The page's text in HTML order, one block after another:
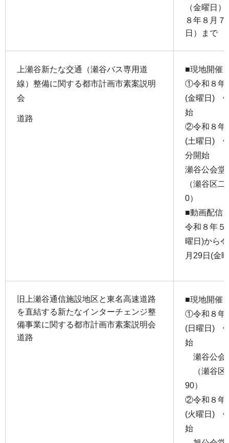
（金曜日
８年８月７
日）まで
上瀬谷新たな交通（瀬谷バス専用道
線）整備に関する都市計画市素案説明
会
道路
■現地開催
①令和８年
(金曜日)
始
②令和８年
(土曜日)
分開始
瀬谷公会堂
（瀬谷区
0）
■動画配信
令和８年５
曜日)から
月29日(金
旧上瀬谷通信施設地区と東名高速道路
を直結する新たなインターチェンジ整
備事業に関する都市計画市素案説明会
道路
■現地開催
①令和８年
(日曜日)
始
瀬谷公会
（瀬谷区
90）
②令和８年
(火曜日)
始